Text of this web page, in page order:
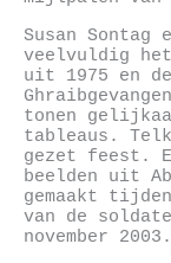
Susan Sontag
veelvuldig
uit 1975 en
tonen
tableaus.
gezet feest.
beelden uit
gemaakt
van de
november 2003.